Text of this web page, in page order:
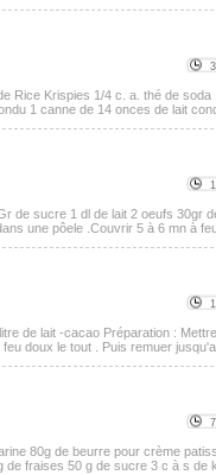
Rice Krispies 1/4 c. a. thé de
1 canne de 14 onces de lait
de sucre 1 dl de lait 2 oeufs 30gr
une pôele .Couvrir 5 à 6 mn à
de lait -cacao Préparation :
doux le tout . Puis remuer
80g de beurre pour crème
de fraises 50 g de sucre 3 c à s de